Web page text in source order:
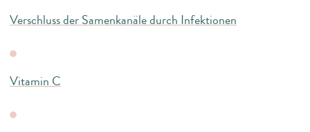
Verschluss der Samenkanäle durch Infektionen
Vitamin C